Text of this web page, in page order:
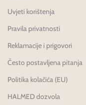
Uvjeti korištenja
Pravila privatnosti
Reklamacije i prigovori
Često postavljena pitanja
Politika kolačića (EU)
HALMED dozvola